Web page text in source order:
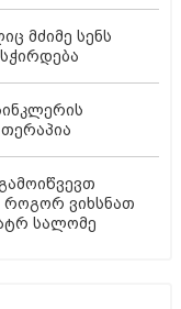
მძიმე სენს
როგორ ვიხსნათ
სალომე